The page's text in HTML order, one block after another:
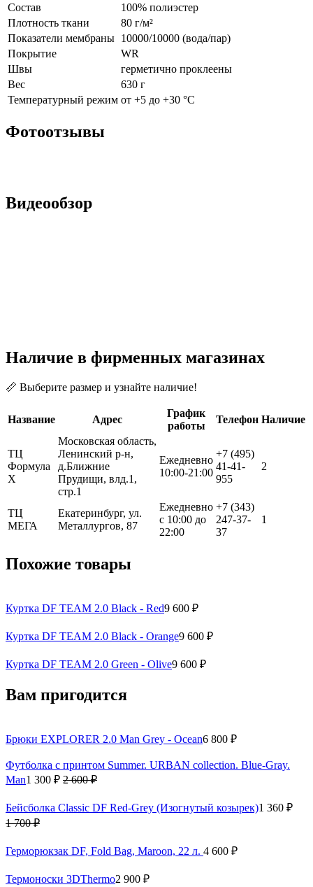
Состав
100% полиэстер
Плотность ткани
80 г/м²
Показатели мембраны 10000/10000 (вода/пар)
Покрытие
WR
Швы
герметично проклеены
Вес
630 г
Температурный режим от +5 до +30 °С
Фотоотзывы
Видеообзор
Наличие в фирменных магазинах
📏 Выберите размер и узнайте наличие!
Название Адрес
График
работы
Телефон Наличие
ТЦ
Формула
Х
Московская область,
Ленинский р-н,
д.Ближние
Прудищи, влд.1,
стр.1
Ежедневно
10:00-21:00
+7 (495)
41-41-
955
2
ТЦ
МЕГА
Екатеринбург, ул.
Металлургов, 87
Ежедневно
с 10:00 до
22:00
+7 (343)
247-37-
37
1
Похожие товары
Куртка DF TEAM 2.0 Black - Red9 600 ₽
Куртка DF TEAM 2.0 Black - Orange9 600 ₽
Куртка DF TEAM 2.0 Green - Olive9 600 ₽
Вам пригодится
Брюки EXPLORER 2.0 Man Grey - Ocean6 800 ₽
Футболка с принтом Summer. URBAN collection. Blue-Gray.
Man1 300 ₽ 2 600 ₽
Бейсболка Classic DF Red-Grey (Изогнутый козырек)1 360 ₽
1 700 ₽
Герморюкзак DF, Fold Bag, Maroon, 22 л. 4 600 ₽
Термоноски 3DThermo2 900 ₽